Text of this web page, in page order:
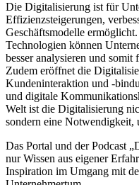
Die Digitalisierung ist für
Effizienzsteigerungen,
Geschäftsmodelle
Technologien können
besser analysieren und
Zudem eröffnet die
Kundeninteraktion und -
und digitale
Welt ist die Digitalisierung
sondern eine Notwendigkeit,
Das Portal und der Podcast
nur Wissen aus eigener
Inspiration im Umgang mit